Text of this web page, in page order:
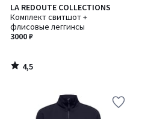
LA REDOUTE COLLECTIONS
Комплект свитшот +
флисовые леггинсы
3000 ₽
4,5
/ 5
4,5
/